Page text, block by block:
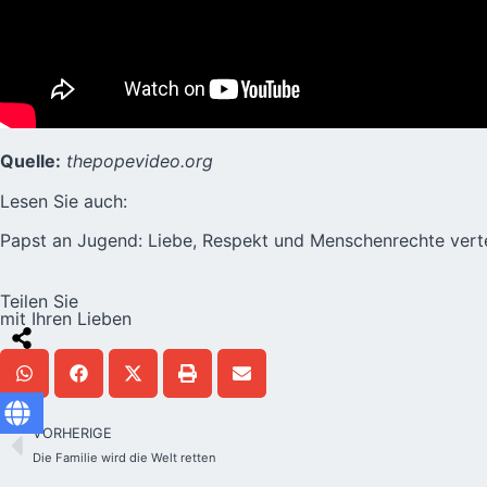
Quelle: thepopevideo.org
Lesen Sie auch:
Papst an Jugend: Liebe, Respekt und Menschenrechte
Teilen Sie
mit Ihren Lieben
VORHERIGE
Die Familie wird die Welt retten